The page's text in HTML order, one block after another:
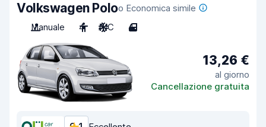
Volkswagen Poloo Economica simile
Manuale
4 A/C 4
13,26 €
al giorno
Cancellazione gratuita